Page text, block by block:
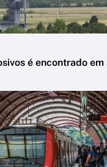
é encontrado